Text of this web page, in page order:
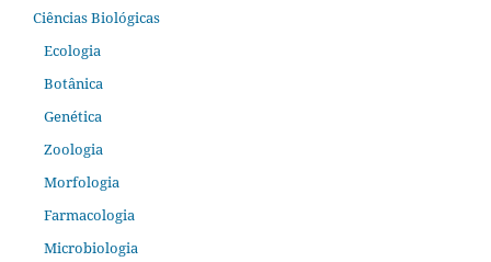
Ciências Biológicas
Ecologia
Botânica
Genética
Zoologia
Morfologia
Farmacologia
Microbiologia